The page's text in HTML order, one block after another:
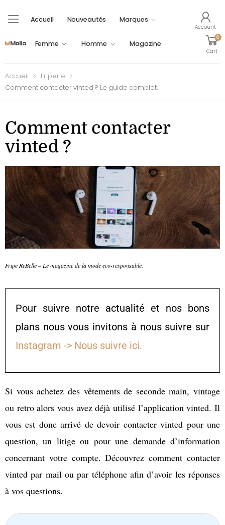
Accueil Nouveautés Marques
Femme Homme Magazine
Account
0
Cart
Accueil
Friperie
Comment contacter vinted ? Le guide complet.
Comment contacter
vinted ?
Fripe ReBelle – Le magazine de la mode eco-responsable.
Pour suivre notre actualité et nos bons
plans nous vous invitons à nous suivre sur
Instagram -> Nous suivre ici.
Si vous achetez des vêtements de seconde main, vintage
ou retro alors vous avez déjà utilisé l’application vinted. Il
vous est donc arrivé de devoir contacter vinted pour une
question, un litige ou pour une demande d’information
concernant votre compte. Découvrez comment contacter
vinted par mail ou par téléphone afin d’avoir les réponses
à vos questions.